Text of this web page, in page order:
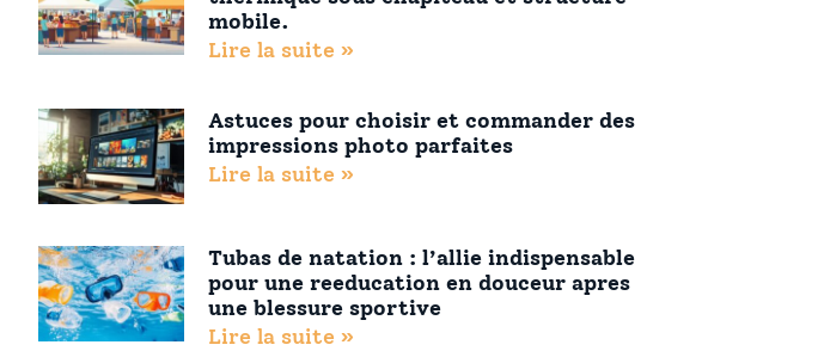
mobile.
Lire la suite »
Astuces pour choisir et commander des
impressions photo parfaites
Lire la suite »
Tubas de natation : l’allie indispensable
pour une reeducation en douceur apres
une blessure sportive
Lire la suite »